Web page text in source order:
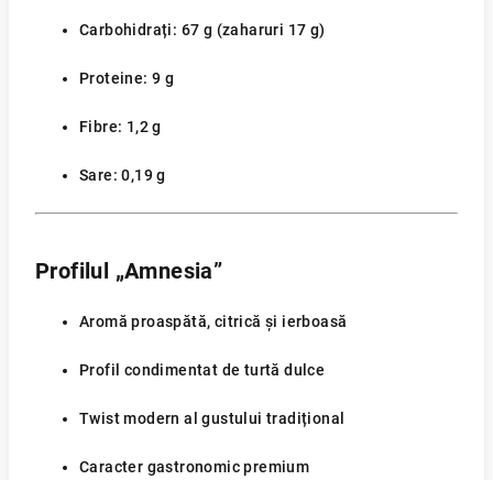
Carbohidrați: 67 g (zaharuri 17 g)
Proteine: 9 g
Fibre: 1,2 g
Sare: 0,19 g
Profilul „Amnesia”
Aromă proaspătă, citrică și ierboasă
Profil condimentat de turtă dulce
Twist modern al gustului tradițional
Caracter gastronomic premium